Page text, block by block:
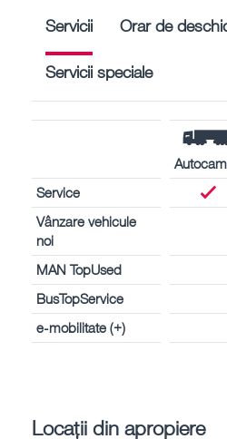
Servicii Orar de
Servicii speciale
Service
Vânzare vehicule
noi
MAN TopUsed
BusTopService
e-mobilitate (+)
Locații din apropiere